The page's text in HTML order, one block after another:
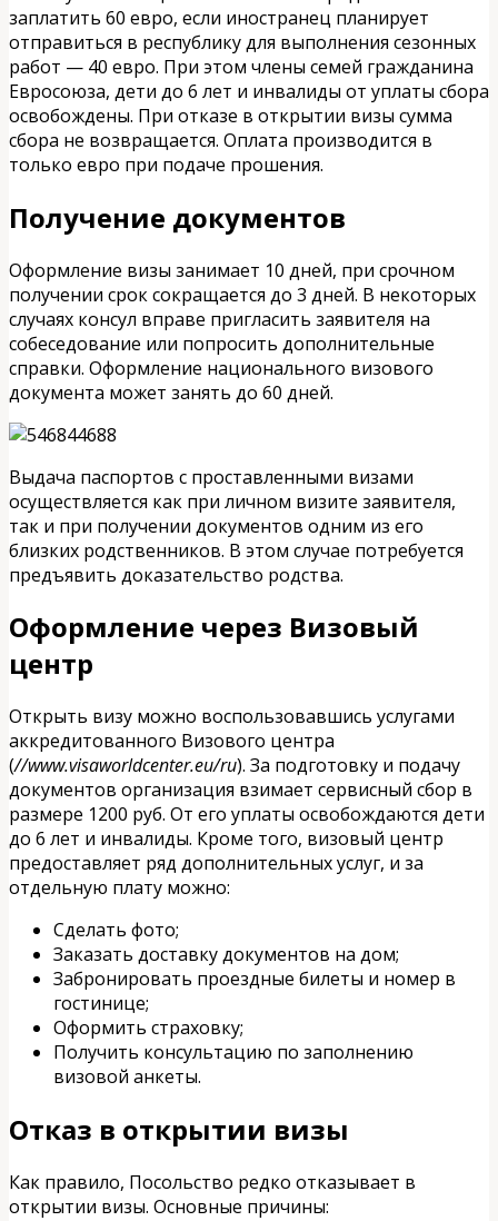
заплатить 60 евро, если иностранец планирует
отправиться в республику для выполнения сезонных
работ — 40 евро. При этом члены семей гражданина
Евросоюза, дети до 6 лет и инвалиды от уплаты сбора
освобождены. При отказе в открытии визы сумма
сбора не возвращается. Оплата производится в
только евро при подаче прошения.
Получение документов
Оформление визы занимает 10 дней, при срочном
получении срок сокращается до 3 дней. В некоторых
случаях консул вправе пригласить заявителя на
собеседование или попросить дополнительные
справки. Оформление национального визового
документа может занять до 60 дней.
Выдача паспортов с проставленными визами
осуществляется как при личном визите заявителя,
так и при получении документов одним из его
близких родственников. В этом случае потребуется
предъявить доказательство родства.
Оформление через Визовый
центр
Открыть визу можно воспользовавшись услугами
аккредитованного Визового центра
(//www.visaworldcenter.eu/ru). За подготовку и подачу
документов организация взимает сервисный сбор в
размере 1200 руб. От его уплаты освобождаются дети
до 6 лет и инвалиды. Кроме того, визовый центр
предоставляет ряд дополнительных услуг, и за
отдельную плату можно:
Сделать фото;
Заказать доставку документов на дом;
Забронировать проездные билеты и номер в
гостинице;
Оформить страховку;
Получить консультацию по заполнению
визовой анкеты.
Отказ в открытии визы
Как правило, Посольство редко отказывает в
открытии визы. Основные причины: